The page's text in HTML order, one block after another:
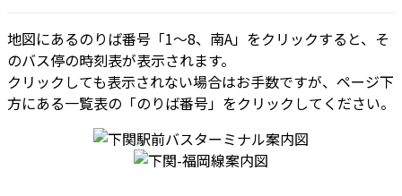
地図にあるのりば番号「1～8、南A」をクリックすると、そ
のバス停の時刻表が表示されます。
クリックしても表示されない場合はお手数ですが、ページ下
方にある一覧表の「のりば番号」をクリックしてください。